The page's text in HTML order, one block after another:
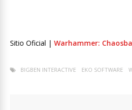
Sitio Oficial | Warhammer:
BIGBEN INTERACTIVE EKO SOFTWARE